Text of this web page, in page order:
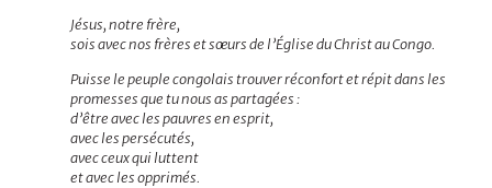
Jésus, notre frère,
sois avec nos frères et sœurs de l’Église du Christ au Congo.
Puisse le peuple congolais trouver réconfort et répit dans les
promesses que tu nous as partagées :
d’être avec les pauvres en esprit,
avec les persécutés,
avec ceux qui luttent
et avec les opprimés.